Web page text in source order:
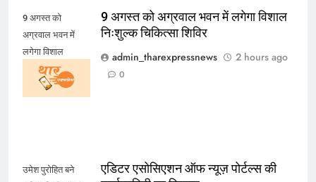
9 अगस्त को
अग्रवाल भवन में
लगेगा विशाल
निःशुल्क चिकित्सा
शिविर
9 अगस्त को अग्रवाल भवन में लगेगा विशाल
निःशुल्क चिकित्सा शिविर
admin_tharexpressnews
2 hours ago
0
उमेश पुरोहित बने
एडिटर एसोसिएशन ऑफ न्यूज़ पोर्टल्स की